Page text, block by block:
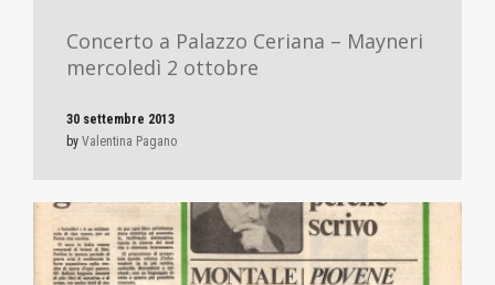
Concerto a Palazzo Ceriana – Mayneri
mercoledì 2 ottobre
30 settembre 2013
by Valentina Pagano